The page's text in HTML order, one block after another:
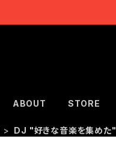
ABOUT STORE
DJ "好きな音楽を集めた"